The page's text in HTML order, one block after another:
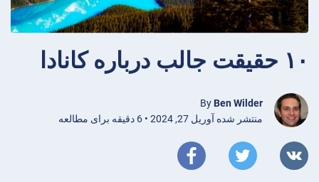
۱۰ حقیقت جالب درباره کانادا
By Ben Wilder
منتشر شده آوریل 27, 2024 • 6 دقیقه برای مطالعه